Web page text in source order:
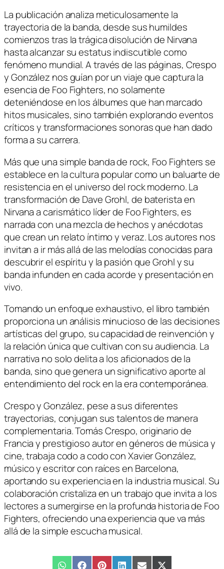
La publicación analiza meticulosamente la
trayectoria de la banda, desde sus humildes
comienzos tras la trágica disolución de Nirvana
hasta alcanzar su estatus indiscutible como
fenómeno mundial. A través de las páginas, Crespo
y González nos guían por un viaje que captura la
esencia de Foo Fighters, no solamente
deteniéndose en los álbumes que han marcado
hitos musicales, sino también explorando eventos
críticos y transformaciones sonoras que han dado
forma a su carrera.
Más que una simple banda de rock, Foo Fighters se
establece en la cultura popular como un baluarte de
resistencia en el universo del rock moderno. La
transformación de Dave Grohl, de baterista en
Nirvana a carismático líder de Foo Fighters, es
narrada con una mezcla de hechos y anécdotas
que crean un relato íntimo y veraz. Los autores nos
invitan a ir más allá de las melodías conocidas para
descubrir el espíritu y la pasión que Grohl y su
banda infunden en cada acorde y presentación en
vivo.
Tomando un enfoque exhaustivo, el libro también
proporciona un análisis minucioso de las decisiones
artísticas del grupo, su capacidad de reinvención y
la relación única que cultivan con su audiencia. La
narrativa no solo delita a los aficionados de la
banda, sino que genera un significativo aporte al
entendimiento del rock en la era contemporánea.
Crespo y González, pese a sus diferentes
trayectorias, conjugan sus talentos de manera
complementaria. Tomás Crespo, originario de
Francia y prestigioso autor en géneros de música y
cine, trabaja codo a codo con Xavier González,
músico y escritor con raíces en Barcelona,
aportando su experiencia en la industria musical. Su
colaboración cristaliza en un trabajo que invita a los
lectores a sumergirse en la profunda historia de Foo
Fighters, ofreciendo una experiencia que va más
allá de la simple escucha musical.